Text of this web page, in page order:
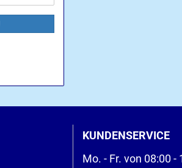
KUNDENSERVICE
Mo. - Fr. von 08:00 -